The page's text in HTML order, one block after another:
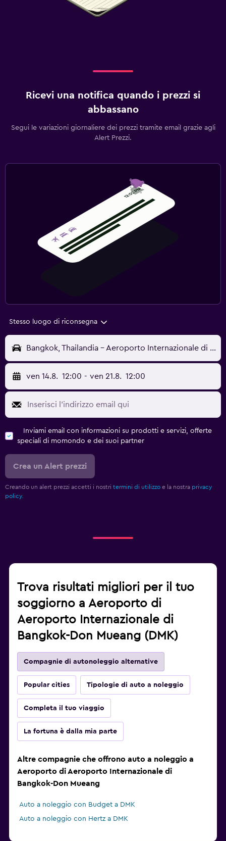
Ricevi una notifica quando i prezzi si
abbassano
Segui le variazioni giornaliere dei prezzi tramite email grazie agli
Alert Prezzi.
Stesso luogo di riconsegna
Bangkok, Thailandia - Aeroporto Internazionale di Bangkok-Don Mueang (DMK)
ven 14.8. 12:00 - ven 21.8. 12:00
Inviami email con informazioni su prodotti e servizi, offerte
speciali di momondo e dei suoi partner
Crea un Alert prezzi
Creando un alert prezzi accetti i nostri termini di utilizzo e la nostra privacy
policy.
Trova risultati migliori per il tuo
soggiorno a Aeroporto di
Aeroporto Internazionale di
Bangkok-Don Mueang (DMK)
Compagnie di autonoleggio alternative
Popular cities Tipologie di auto a noleggio
Completa il tuo viaggio
La fortuna è dalla mia parte
Altre compagnie che offrono auto a noleggio a
Aeroporto di Aeroporto Internazionale di
Bangkok-Don Mueang
Auto a noleggio con Budget a DMK
Auto a noleggio con Hertz a DMK